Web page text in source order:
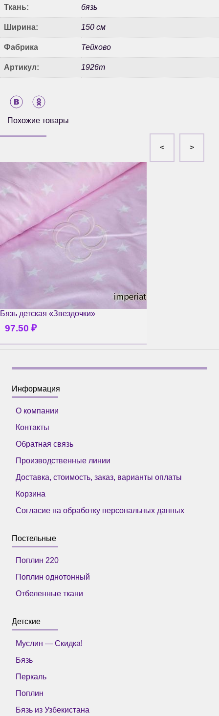
Ткань: бязь
Ширина: 150 см
Фабрика Тейково
Артикул: 1926т
Похожие товары
Бязь детская «Звездочки»
97.50 ₽
Информация
О компании
Контакты
Обратная связь
Производственные линии
Доставка, стоимость, заказ, варианты оплаты
Корзина
Согласие на обработку персональных данных
Постельные
Поплин 220
Поплин однотонный
Отбеленные ткани
Детские
Муслин — Скидка!
Бязь
Перкаль
Поплин
Бязь из Узбекистана